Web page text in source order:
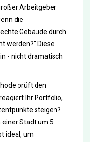
Arbeitgeber
die
Gebäude durch
werden?“ Diese
- nicht dramatisch
prüft den
Ihr Portfolio,
steigen?
einer Stadt um 5
ideal, um